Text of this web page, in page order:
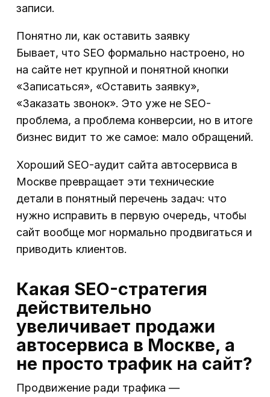
записи.
Понятно ли, как оставить заявку
Бывает, что SEO формально настроено, но
на сайте нет крупной и понятной кнопки
«Записаться», «Оставить заявку»,
«Заказать звонок». Это уже не SEO-
проблема, а проблема конверсии, но в итоге
бизнес видит то же самое: мало обращений.
Хороший SEO-аудит сайта автосервиса в
Москве превращает эти технические
детали в понятный перечень задач: что
нужно исправить в первую очередь, чтобы
сайт вообще мог нормально продвигаться и
приводить клиентов.
Какая SEO-стратегия
действительно
увеличивает продажи
автосервиса в Москве, а
не просто трафик на сайт?
Продвижение ради трафика —